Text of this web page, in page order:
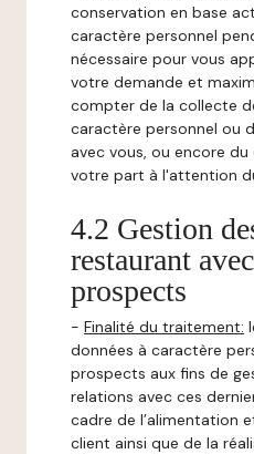
conservation en base
caractère personnel
nécessaire pour vous
votre demande et
compter de la collecte
caractère personnel ou
avec vous, ou encore
votre part à l'attention
4.2 Gestion
restaurant
prospects
- Finalité du traitement:
données à caractère
prospects aux fins de
relations avec ces
cadre de l’alimentation
client ainsi que de la